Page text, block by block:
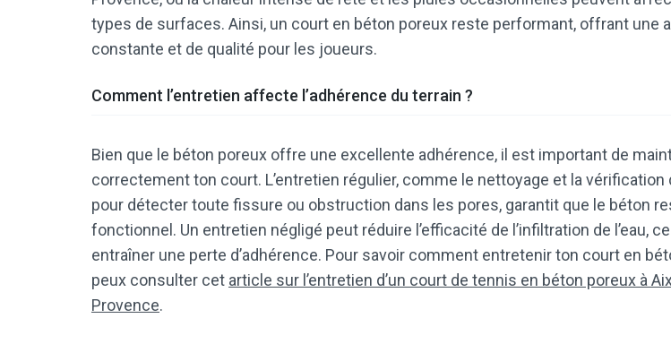
types de surfaces. Ainsi, un court en béton poreux reste performant, offrant une
constante et de qualité pour les joueurs.
Comment l’entretien affecte l’adhérence du terrain ?
Bien que le béton poreux offre une excellente adhérence, il est important de
correctement ton court. L’entretien régulier, comme le nettoyage et la vérification
pour détecter toute fissure ou obstruction dans les pores, garantit que le béton
fonctionnel. Un entretien négligé peut réduire l’efficacité de l’infiltration de l’eau,
entraîner une perte d’adhérence. Pour savoir comment entretenir ton court en
peux consulter cet article sur l’entretien d’un court de tennis en béton poreux à
Provence.